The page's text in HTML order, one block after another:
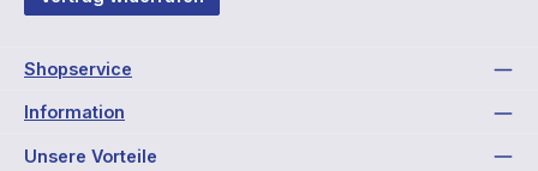
Shopservice
Information
Unsere Vorteile